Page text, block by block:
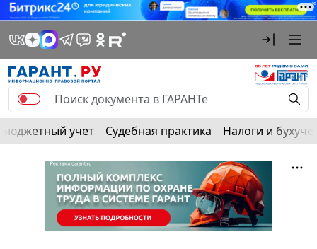
Бюджетный учет Судебная практика Налоги и